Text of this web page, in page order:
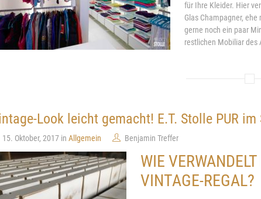
für Ihre Kleider. Hier
Glas Champagner,
gerne noch ein paar
restlichen Mobiliar des
Look leicht gemacht! E.T. Stolle PUR im
15. Oktober, 2017 inAllgemein Benjamin Treffer
WIE
VINTAGE-REGAL?